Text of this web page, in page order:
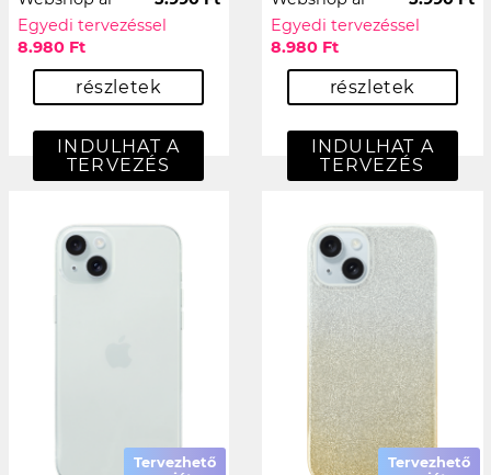
Egyedi tervezéssel
8.980 Ft
részletek
INDULHAT A
TERVEZÉS
Egyedi tervezéssel
8.980 Ft
részletek
INDULHAT A
TERVEZÉS
Tervezhető
Tervezhető